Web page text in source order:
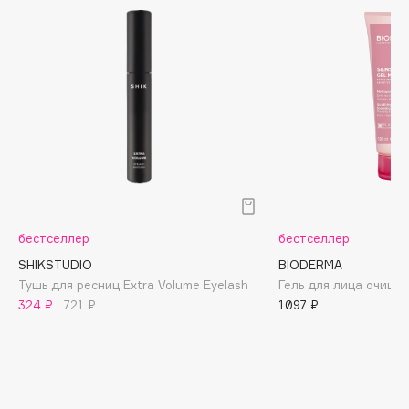
Brunello Cucinelli
Bvlgari
by TERRY
BY WISHTREND
бестселлер
SHIKSTUDIO
Тушь для ресниц Extra Volume Eyelash
324 ₽
721 ₽
бестселлер
BIODERMA
Гель для лица
1097 ₽